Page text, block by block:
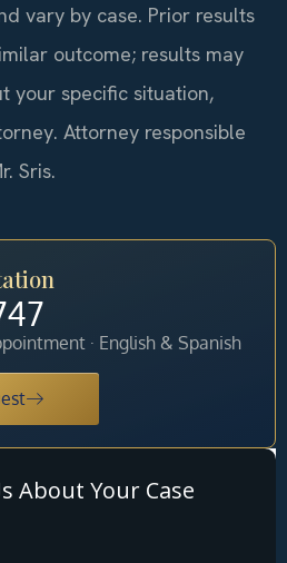
vary by case. Prior results
outcome; results may
your specific situation,
Attorney responsible
Sris.
· English & Spanish